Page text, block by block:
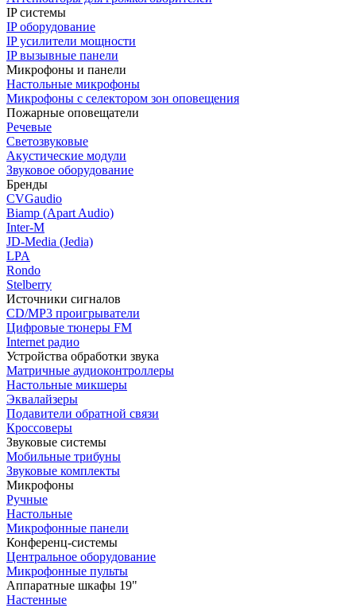
IP системы
IP оборудование
IP усилители мощности
IP вызывные панели
Микрофоны и панели
Настольные микрофоны
Микрофоны с селектором зон оповещения
Пожарные оповещатели
Речевые
Светозвуковые
Акустические модули
Звуковое оборудование
Бренды
CVGaudio
Biamp (Apart Audio)
Inter-M
JD-Media (Jedia)
LPA
Rondo
Stelberry
Источники сигналов
CD/MP3 проигрыватели
Цифровые тюнеры FM
Internet радио
Устройства обработки звука
Матричные аудиоконтроллеры
Настольные микшеры
Эквалайзеры
Подавители обратной связи
Кроссоверы
Звуковые системы
Мобильные трибуны
Звуковые комплекты
Микрофоны
Ручные
Настольные
Микрофонные панели
Конференц-системы
Центральное оборудование
Микрофонные пульты
Аппаратные шкафы 19"
Настенные